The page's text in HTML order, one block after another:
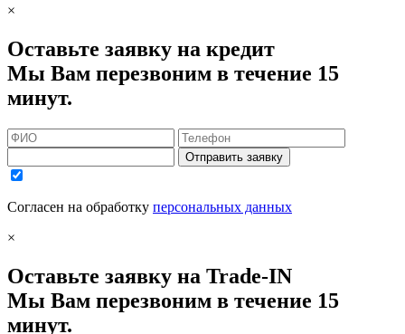
×
Оставьте заявку на кредит
Мы Вам перезвоним в течение 15
минут.
Отправить заявку
Согласен на обработку персональных данных
×
Оставьте заявку на Trade-IN
Мы Вам перезвоним в течение 15
минут.